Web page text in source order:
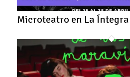
Microteatro en La Íntegra